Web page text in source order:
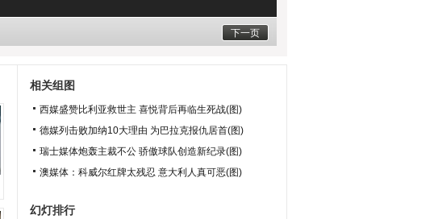
下一页
相关组图
西媒盛赞比利亚救世主 喜悦背后再临生死战(图)
德媒列击败加纳10大理由 为巴拉克报仇居首(图)
瑞士媒体炮轰主裁不公 骄傲球队创造新纪录(图)
澳媒体：科威尔红牌太残忍 意大利人真可恶(图)
幻灯排行